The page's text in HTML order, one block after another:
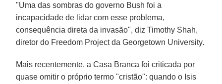
"Uma das sombras do governo Bush foi a
incapacidade de lidar com esse problema,
consequência direta da invasão", diz Timothy Shah,
diretor do Freedom Project da Georgetown University.
Mais recentemente, a Casa Branca foi criticada por
quase omitir o próprio termo "cristão": quando o Isis